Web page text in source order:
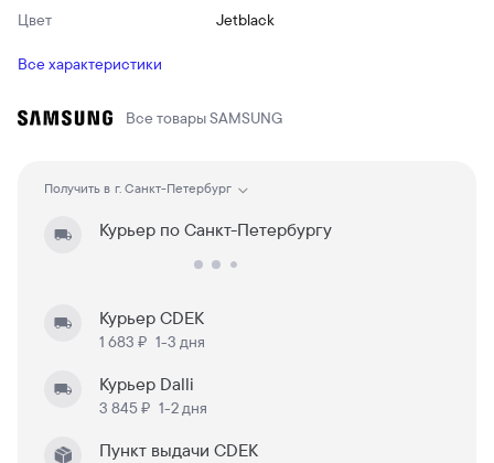
Цвет
Jetblack
Все характеристики
Все товарыSAMSUNG
Получить в г. Санкт-Петербург
Курьер по Санкт-Петербургу
Курьер CDEK
1 683 ₽ 1-3 дня
Курьер Dalli
3 845 ₽ 1-2 дня
Пункт выдачи CDEK